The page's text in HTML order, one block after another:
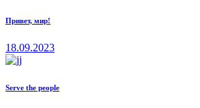
Привет, мир!
18.09.2023
Serve the people